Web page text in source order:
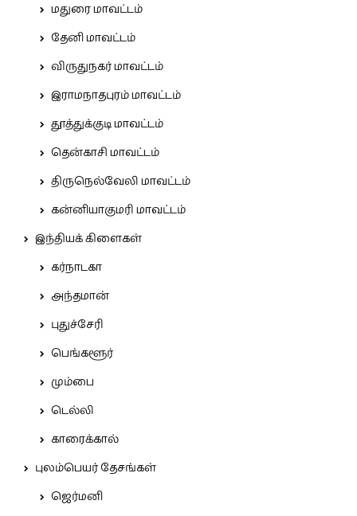
மதுரை மாவட்டம்
தேனி மாவட்டம்
விருதுநகர் மாவட்டம்
இராமநாதபுரம் மாவட்டம்
தூத்துக்குடி மாவட்டம்
தென்காசி மாவட்டம்
திருநெல்வேலி மாவட்டம்
கன்னியாகுமரி மாவட்டம்
இந்தியக் கிளைகள்
கர்நாடகா
அந்தமான்
புதுச்சேரி
பெங்களூர்
மும்பை
டெல்லி
காரைக்கால்
புலம்பெயர் தேசங்கள்
ஜெர்மனி